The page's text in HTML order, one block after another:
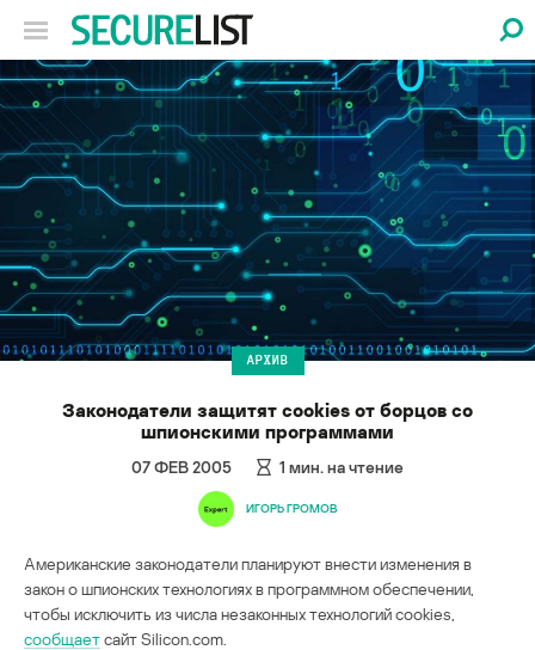
АРХИВ
Законодатели защитят cookies от борцов со
шпионскими программами
07 ФЕВ 2005 1 мин. на чтение
ИГОРЬ ГРОМОВ
Американские законодатели планируют внести изменения в
закон о шпионских технологиях в программном обеспечении,
чтобы исключить из числа незаконных технологий cookies,
сообщаетсайт Silicon.com.